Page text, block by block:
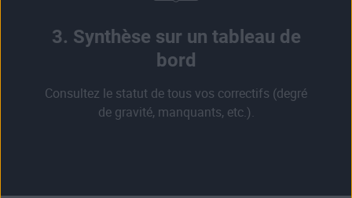
3. Synthèse sur un tableau de
bord
Consultez le statut de tous vos correctifs (degré
de gravité, manquants, etc.).